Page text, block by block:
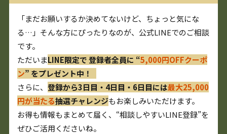
「まだお願いするか決めてないけど、ちょっと気にな
る…」そんな方にぴったりなのが、公式LINEでのご相談
です。
ただいまLINE限定で 登録者全員に “5,000円OFFクーポ
ン” をプレゼント中！
さらに、登録から3日目・4日目・6日目には最大25,000
円が当たる抽選チャレンジもお楽しみいただけます。
お得も情報もまとめて届く、“相談しやすいLINE登録”を
ぜひご活用くださいね。